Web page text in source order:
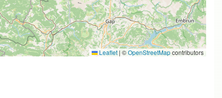
Leaflet | ©OpenStreetMapcontributors